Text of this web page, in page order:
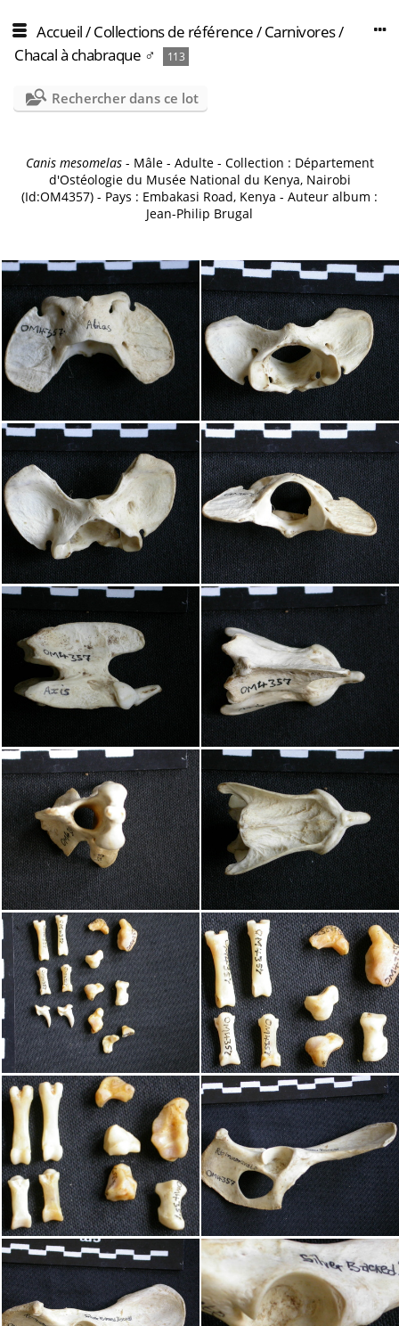
Accueil/Collections de référence/Carnivores/
Chacal à chabraque ♂
113
Rechercher dans ce lot
Canis mesomelas- Mâle - Adulte - Collection : Département
d'Ostéologie du Musée National du Kenya, Nairobi
(Id:OM4357) - Pays : Embakasi Road, Kenya - Auteur album :
Jean-Philip Brugal